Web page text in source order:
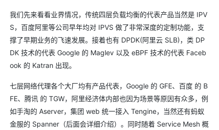
我们先来看看业界情况，传统四层负载均衡的代表产品当然是 IPV
S，百度阿里等公司早年均对 IPVS 做了非常深度的定制功能，支
撑了早期业务的飞速发展。接着也有 DPDK(阿里云 SLB)，类 DP
DK 技术的代表 Google 的 Maglev 以及 eBPF 技术的代表 Faceb
ook 的 Katran 出现。
七层网络代理各个大厂均有产品代表，Google 的 GFE、百度 的 B
FE、腾讯 的 TGW，阿里经济体内部也因为场景等原因有众多，例
如手淘的 Aserver，集团 web 统一接入 Tengine，当然还有蚂蚁
金服的 Spanner（后面会详细介绍）。同时随着 Service Mesh 概